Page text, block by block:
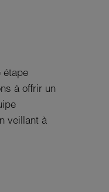
étape
à offrir un
veillant à